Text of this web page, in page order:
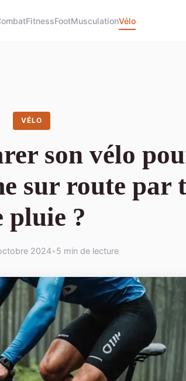
FitnessFootMusculationVélo
VÉLO
son vélo
sur route par
pluie ?
2024•5 min de lecture